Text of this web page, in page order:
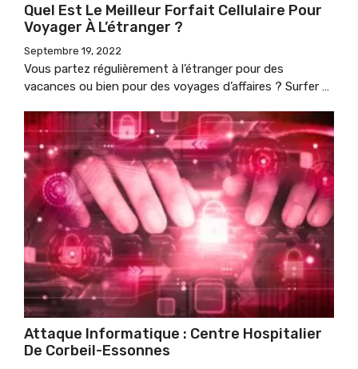
Quel Est Le Meilleur Forfait Cellulaire Pour
Voyager À L’étranger ?
Septembre 19, 2022
Vous partez régulièrement à l’étranger pour des
vacances ou bien pour des voyages d’affaires ? Surfer …
Attaque Informatique : Centre Hospitalier
De Corbeil-Essonnes